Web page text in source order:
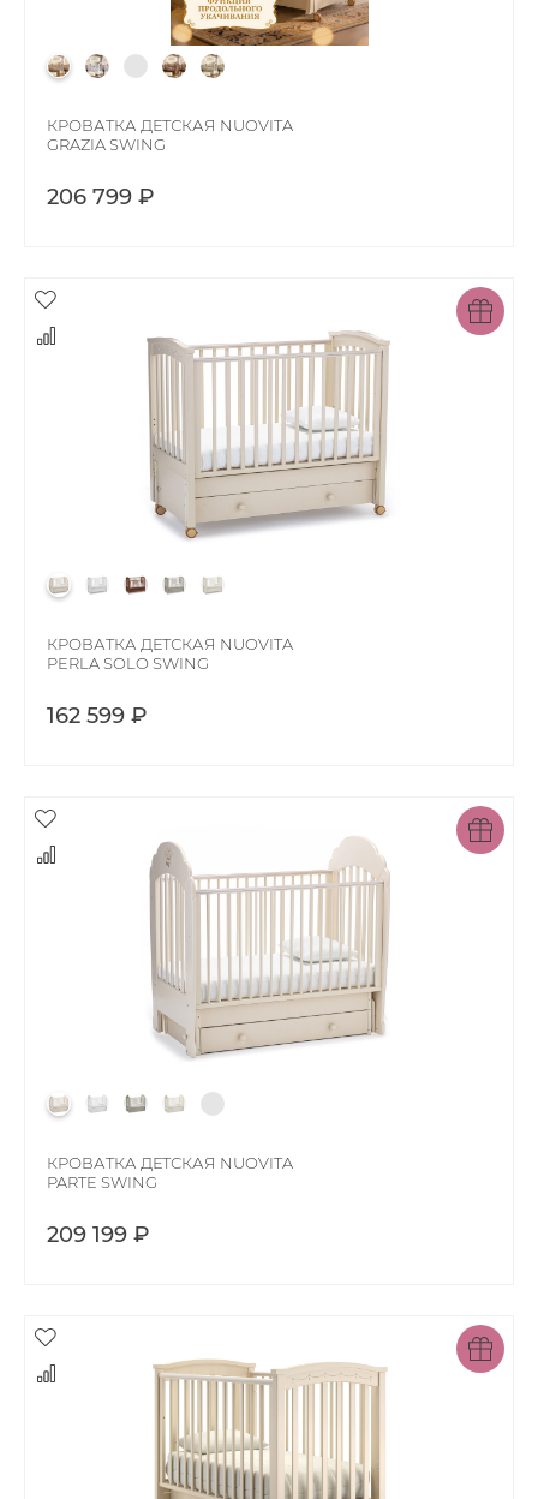
КРОВАТКА ДЕТСКАЯ NUOVITA
GRAZIA SWING
206 799 ₽
КРОВАТКА ДЕТСКАЯ NUOVITA
PERLA SOLO SWING
162 599 ₽
КРОВАТКА ДЕТСКАЯ NUOVITA
PARTE SWING
209 199 ₽